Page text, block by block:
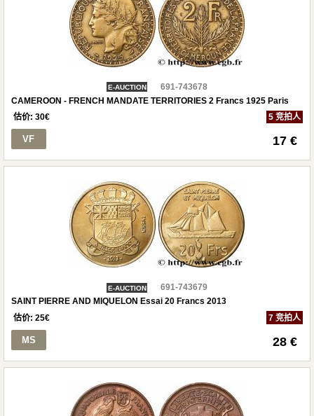
E-AUCTION
691-743678
CAMEROON - FRENCH MANDATE TERRITORIES 2 Francs 1925 Paris
估价: 30€ 5 竞拍人
VF 17 €
E-AUCTION
691-743679
SAINT PIERRE AND MIQUELON Essai 20 Francs 2013
估价: 25€ 7 竞拍人
MS 28 €